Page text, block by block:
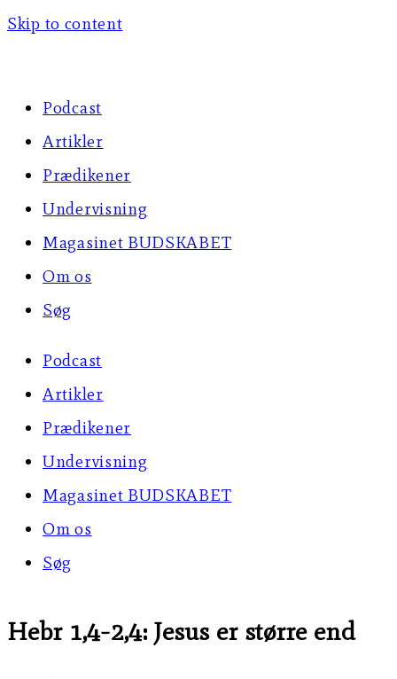
Skip to content
Podcast
Artikler
Prædikener
Undervisning
Magasinet BUDSKABET
Om os
Søg
Podcast
Artikler
Prædikener
Undervisning
Magasinet BUDSKABET
Om os
Søg
Hebr 1,4-2,4: Jesus er større end